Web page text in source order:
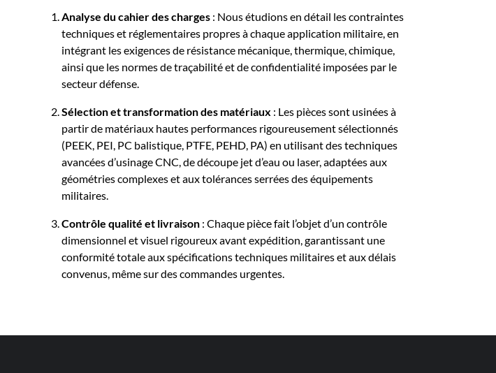
Analyse du cahier des charges : Nous étudions en détail les contraintes
techniques et réglementaires propres à chaque application militaire, en
intégrant les exigences de résistance mécanique, thermique, chimique,
ainsi que les normes de traçabilité et de confidentialité imposées par le
secteur défense.
Sélection et transformation des matériaux : Les pièces sont usinées à
partir de matériaux hautes performances rigoureusement sélectionnés
(PEEK, PEI, PC balistique, PTFE, PEHD, PA) en utilisant des techniques
avancées d’usinage CNC, de découpe jet d’eau ou laser, adaptées aux
géométries complexes et aux tolérances serrées des équipements
militaires.
Contrôle qualité et livraison : Chaque pièce fait l’objet d’un contrôle
dimensionnel et visuel rigoureux avant expédition, garantissant une
conformité totale aux spécifications techniques militaires et aux délais
convenus, même sur des commandes urgentes.